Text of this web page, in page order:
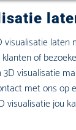
visualisatie laten
of
3D visualisatie
met ons op
visualisatie jou